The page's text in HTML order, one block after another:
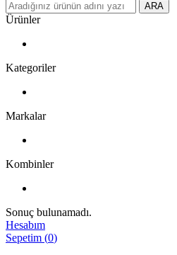
ARA
Ürünler
Kategoriler
Markalar
Kombinler
Sonuç bulunamadı.
Hesabım
Sepetim (0)